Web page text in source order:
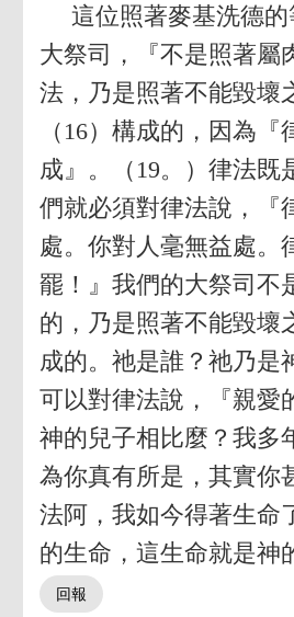
這位照著麥基洗德
大祭司，『不是照著屬
法，乃是照著不能毀壞
（16）構成的，因為
成』。（19。）律法既
們就必須對律法說，『
處。你對人毫無益處。
罷！』我們的大祭司不
的，乃是照著不能毀壞
成的。祂是誰？祂乃是
可以對律法說，『親愛
神的兒子相比麼？我多
為你真有所是，其實你
法阿，我如今得著生命
的生命，這生命就是神